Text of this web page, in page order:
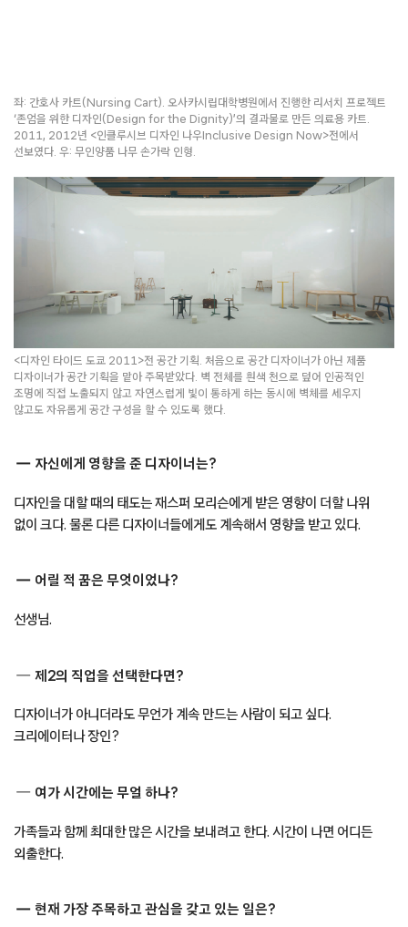
좌: 간호사 카트(Nursing Cart). 오사카시립대학병원에서 진행한 리서치 프로젝트
‘존엄을 위한 디자인(Design for the Dignity)’의 결과물로 만든 의료용 카트.
2011, 2012년 <인클루시브 디자인 나우Inclusive Design Now>전에서
선보였다. 우: 무인양품 나무 손가락 인형.
<디자인 타이드 도쿄 2011>전 공간 기획. 처음으로 공간 디자이너가 아닌 제품
디자이너가 공간 기획을 맡아 주목받았다. 벽 전체를 흰색 천으로 덮어 인공적인
조명에 직접 노출되지 않고 자연스럽게 빛이 통하게 하는 동시에 벽체를 세우지
않고도 자유롭게 공간 구성을 할 수 있도록 했다.
자신에게 영향을 준 디자이너는?
디자인을 대할 때의 태도는 재스퍼 모리슨에게 받은 영향이 더할 나위
없이 크다. 물론 다른 디자이너들에게도 계속해서 영향을 받고 있다.
어릴 적 꿈은 무엇이었나?
선생님.
제2의 직업을 선택한다면?
디자이너가 아니더라도 무언가 계속 만드는 사람이 되고 싶다.
크리에이터나 장인?
여가 시간에는 무얼 하나?
가족들과 함께 최대한 많은 시간을 보내려고 한다. 시간이 나면 어디든
외출한다.
현재 가장 주목하고 관심을 갖고 있는 일은?